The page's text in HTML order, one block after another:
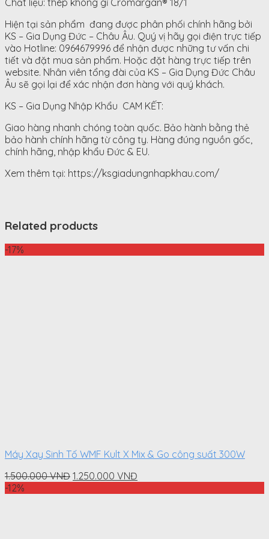
Chất liệu: thép không gỉ Cromargan® 18/1
Hiện tại sản phẩm đang được phân phối chính hãng bởi
KS – Gia Dụng Đức – Châu Âu. Quý vị hãy gọi điện trực tiếp
vào Hotline: 0964679996 để nhận được những tư vấn chi
tiết và đặt mua sản phẩm. Hoặc đặt hàng trực tiếp trên
website. Nhân viên tổng đài của KS – Gia Dụng Đức Châu
Âu sẽ gọi lại để xác nhận đơn hàng với quý khách.
KS – Gia Dụng Nhập Khẩu CAM KẾT:
Giao hàng nhanh chóng toàn quốc. Bảo hành bằng thẻ
bảo hành chính hãng từ công ty. Hàng đúng nguồn gốc,
chính hãng, nhập khẩu Đức & EU.
Xem thêm tại: https://ksgiadungnhapkhau.com/
Related products
-17%
Máy Xay Sinh Tố WMF Kult X Mix & Go công suất 300W
1.500.000VNĐ Original
1.250.000 VNĐ
-12%